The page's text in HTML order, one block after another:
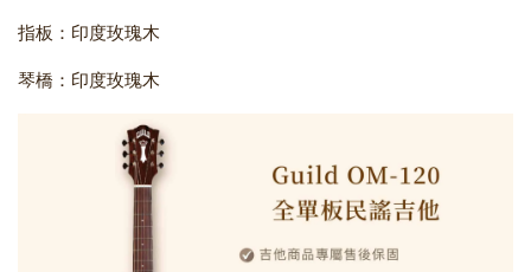
指板：印度玫瑰木
琴橋：印度玫瑰木